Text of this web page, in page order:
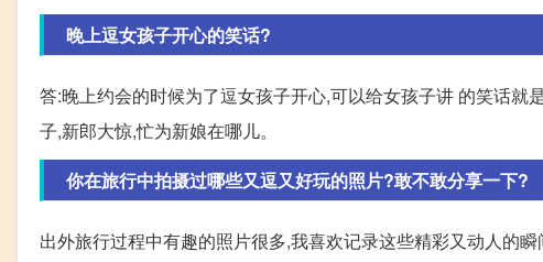
晚上逗女孩子开心的笑话?
答:晚上约会的时候为了逗女孩子开心,可以给女孩子讲 的笑话
子,新郎大惊,忙为新娘在哪儿。
你在旅行中拍摄过哪些又逗又好玩的照片?敢不敢分享一下?
出外旅行过程中有趣的照片很多,我喜欢记录这些精彩又动人的